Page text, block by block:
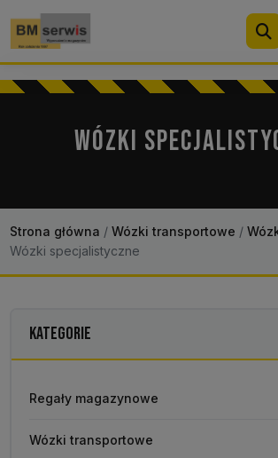
Wyszukiwarka
produktów
Kontakt 22
WÓZKI
Strona główna / Wózki transportowe /
Wózki specjalistyczne
KATEGORIE
Regały magazynowe
Wózki transportowe